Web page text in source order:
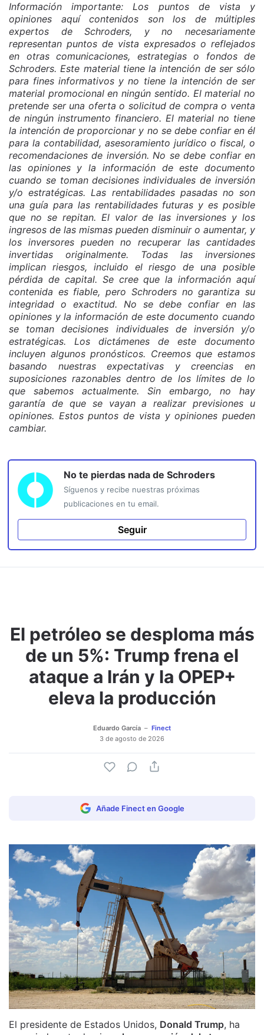
Información importante: Los puntos de vista y
opiniones aquí contenidos son los de múltiples
expertos de Schroders, y no necesariamente
representan puntos de vista expresados o reflejados
en otras comunicaciones, estrategias o fondos de
Schroders. Este material tiene la intención de ser sólo
para fines informativos y no tiene la intención de ser
material promocional en ningún sentido. El material no
pretende ser una oferta o solicitud de compra o venta
de ningún instrumento financiero. El material no tiene
la intención de proporcionar y no se debe confiar en él
para la contabilidad, asesoramiento jurídico o fiscal, o
recomendaciones de inversión. No se debe confiar en
las opiniones y la información de este documento
cuando se toman decisiones individuales de inversión
y/o estratégicas. Las rentabilidades pasadas no son
una guía para las rentabilidades futuras y es posible
que no se repitan. El valor de las inversiones y los
ingresos de las mismas pueden disminuir o aumentar, y
los inversores pueden no recuperar las cantidades
invertidas originalmente. Todas las inversiones
implican riesgos, incluido el riesgo de una posible
pérdida de capital. Se cree que la información aquí
contenida es fiable, pero Schroders no garantiza su
integridad o exactitud. No se debe confiar en las
opiniones y la información de este documento cuando
se toman decisiones individuales de inversión y/o
estratégicas. Los dictámenes de este documento
incluyen algunos pronósticos. Creemos que estamos
basando nuestras expectativas y creencias en
suposiciones razonables dentro de los límites de lo
que sabemos actualmente. Sin embargo, no hay
garantía de que se vayan a realizar previsiones u
opiniones. Estos puntos de vista y opiniones pueden
cambiar.
No te pierdas nada de Schroders
Síguenos y recibe nuestras próximas
publicaciones en tu email.
Seguir
El petróleo se desploma más
de un 5%: Trump frena el
ataque a Irán y la OPEP+
eleva la producción
Eduardo García
Finect
3 de agosto de 2026
Añade Finect en Google
El presidente de Estados Unidos, Donald Trump, ha